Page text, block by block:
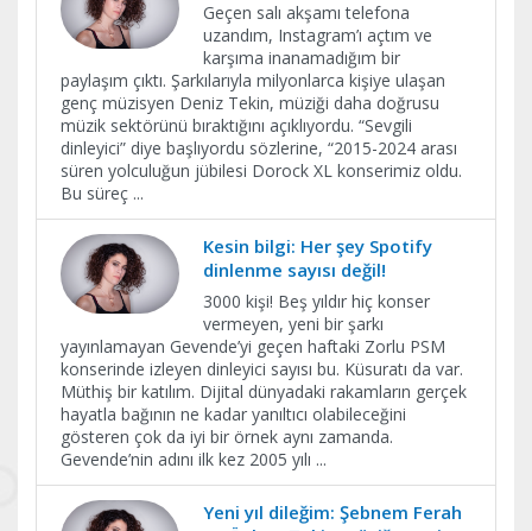
Geçen salı akşamı telefona
uzandım, Instagram’ı açtım ve
karşıma inanamadığım bir
paylaşım çıktı. Şarkılarıyla milyonlarca kişiye ulaşan
genç müzisyen Deniz Tekin, müziği daha doğrusu
müzik sektörünü bıraktığını açıklıyordu. “Sevgili
dinleyici” diye başlıyordu sözlerine, “2015-2024 arası
süren yolculuğun jübilesi Dorock XL konserimiz oldu.
Bu süreç ...
Kesin bilgi: Her şey Spotify
dinlenme sayısı değil!
3000 kişi! Beş yıldır hiç konser
vermeyen, yeni bir şarkı
yayınlamayan Gevende’yi geçen haftaki Zorlu PSM
konserinde izleyen dinleyici sayısı bu. Küsuratı da var.
Müthiş bir katılım. Dijital dünyadaki rakamların gerçek
hayatla bağının ne kadar yanıltıcı olabileceğini
gösteren çok da iyi bir örnek aynı zamanda.
Gevende’nin adını ilk kez 2005 yılı ...
Yeni yıl dileğim: Şebnem Ferah